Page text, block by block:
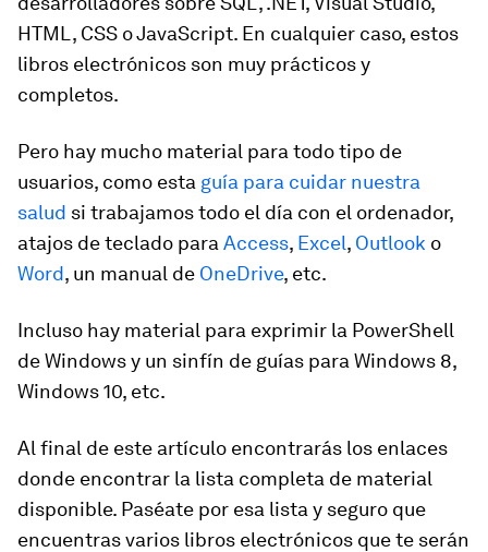
HTML, CSS o JavaScript. En cualquier caso, estos
libros electrónicos son muy prácticos y
completos.
Pero hay mucho material para todo tipo de
usuarios, como esta guía para cuidar nuestra
salud si trabajamos todo el día con el ordenador,
atajos de teclado para Access, Excel, Outlook o
Word, un manual de OneDrive, etc.
Incluso hay material para exprimir la PowerShell
de Windows y un sinfín de guías para Windows 8,
Windows 10, etc.
Al final de este artículo encontrarás los enlaces
donde encontrar la lista completa de material
disponible. Paséate por esa lista y seguro que
encuentras varios libros electrónicos que te serán